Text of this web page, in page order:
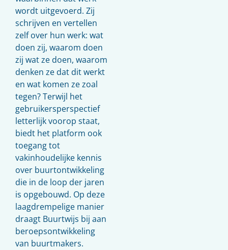
wordt uitgevoerd. Zij
schrijven en vertellen
zelf over hun werk: wat
doen zij, waarom doen
zij wat ze doen, waarom
denken ze dat dit werkt
en wat komen ze zoal
tegen? Terwijl het
gebruikersperspectief
letterlijk voorop staat,
biedt het platform ook
toegang tot
vakinhoudelijke kennis
over buurtontwikkeling
die in de loop der jaren
is opgebouwd. Op deze
laagdrempelige manier
draagt Buurtwijs bij aan
beroepsontwikkeling
van buurtmakers.